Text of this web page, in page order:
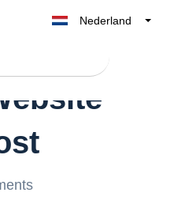
Nederland
België